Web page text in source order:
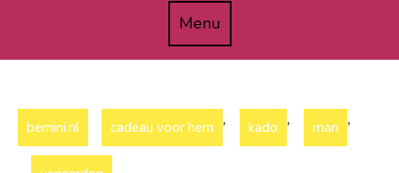
MenuMenu
bemini.nl cadeau voor hem , kado , man ,